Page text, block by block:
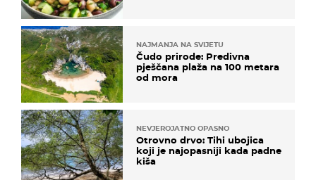
NAJMANJA NA SVIJETU
Čudo prirode: Predivna
pješčana plaža na 100 metara
od mora
NEVJEROJATNO OPASNO
Otrovno drvo: Tihi ubojica
koji je najopasniji kada padne
kiša